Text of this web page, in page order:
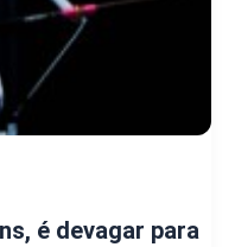
é devagar para